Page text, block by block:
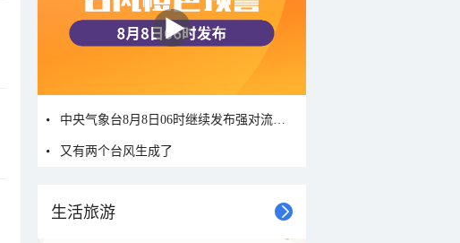
中央气象台8月8日06时继续发布强对流天气蓝色预警
又有两个台风生成了
生活旅游